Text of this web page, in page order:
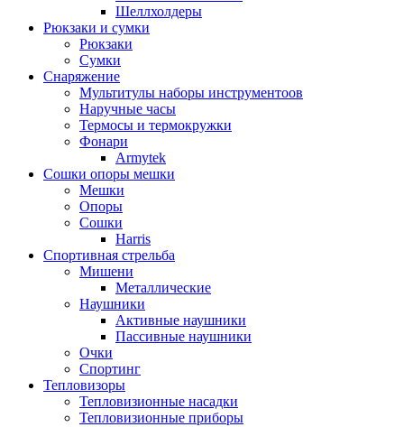
Шеллхолдеры
Рюкзаки и сумки
Рюкзаки
Сумки
Снаряжение
Мультитулы наборы инструментоов
Наручные часы
Термосы и термокружки
Фонари
Armytek
Сошки опоры мешки
Мешки
Опоры
Сошки
Harris
Спортивная стрельба
Мишени
Металлические
Наушники
Активные наушники
Пассивные наушники
Очки
Спортинг
Тепловизоры
Тепловизионные насадки
Тепловизионные приборы